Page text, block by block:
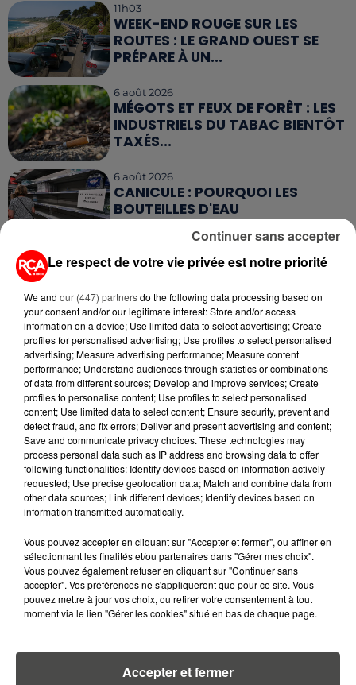
11h03
WEEK-END ROUGE SUR LES
ROUTES : LE GRAND OUEST SE
PRÉPARE À UN...
6 août 2026
MÉGOTS ET FEUX DE FORÊT : LES
INDUSTRIELS DU TABAC BIENTÔT
TAXÉS...
6 août 2026
CANICULE : POURQUOI LES
BOUTEILLES D'EAU
5 août 2026
PLUS CHER QU'IL Y A CINQ ANS,
ALERTE L’ONU
5 août 2026
QUELLES SONT LES MARQUES QUI
OFFRENT LE MEILLEUR RAPPORT...
RETROUVEZ TOUTE L'ACTU DE LA RÉGION ET
RECEVEZ LES ALERTES INFOS DE LA RÉDACTION
EN TÉLÉCHARGEANT L'APPLICATION MOBILE
RCA
LA RÉDACTION
Le respect de votre vie privée est notre priorité
We and our (447) partnersdo the following data processing based on
your consent and/or our legitimate interest: Store and/or access
information on a device; Use limited data to select advertising; Create
profiles for personalised advertising; Use profiles to select personalised
advertising; Measure advertising performance; Measure content
performance; Understand audiences through statistics or combinations
of data from different sources; Develop and improve services; Create
profiles to personalise content; Use profiles to select personalised
content; Use limited data to select content; Ensure security, prevent and
detect fraud, and fix errors; Deliver and present advertising and content;
Save and communicate privacy choices. These technologies may
process personal data such as IP address and browsing data to offer
following functionalities: Identify devices based on information actively
requested; Use precise geolocation data; Match and combine data from
other data sources; Link different devices; Identify devices based on
information transmitted automatically.
Vous pouvez accepter en cliquant sur "Accepter et fermer", ou affiner en
sélectionnant les finalités et/ou partenaires dans "Gérer mes choix".
Vous pouvez également refuser en cliquant sur "Continuer sans
accepter". Vos préférences ne s'appliqueront que pour ce site. Vous
pouvez mettre à jour vos choix, ou retirer votre consentement à tout
moment via le lien "Gérer les cookies" situé en bas de chaque page.
Accepter et fermer
Continuer sans accepter